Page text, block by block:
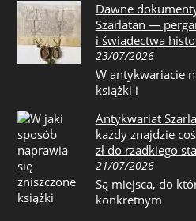
Dawne
Szarlatan —
i świadectwa
23/07/2026
W antykwariacie
książki i
Antykwariat
każdy znajdzie
zł do rzadkiego
21/07/2026
Są miejsca, do
konkretnym